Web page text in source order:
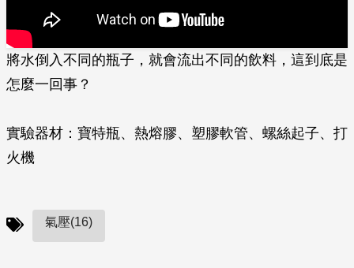
將水倒入不同的瓶子，就會流出不同的飲料，這到底是
怎麼一回事？
實驗器材：寶特瓶、熱熔膠、塑膠軟管、螺絲起子、打
火機
氣壓(16)